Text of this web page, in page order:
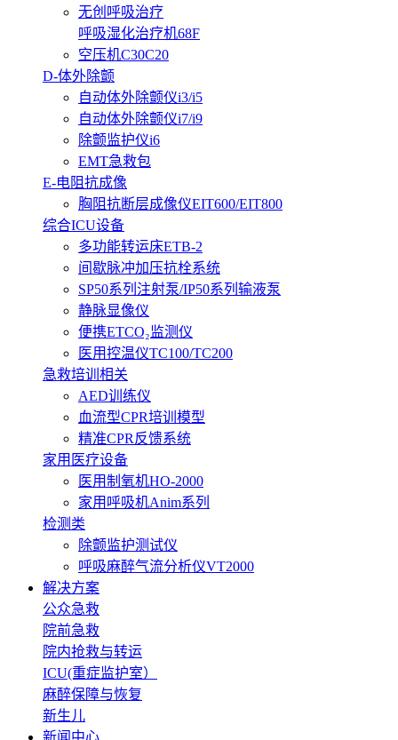
无创呼吸治疗
呼吸湿化治疗机68F
空压机C30C20
D-体外除颤
自动体外除颤仪i3/i5
自动体外除颤仪i7/i9
除颤监护仪i6
EMT急救包
E-电阻抗成像
胸阻抗断层成像仪EIT600/EIT800
综合ICU设备
多功能转运床ETB-2
间歇脉冲加压抗栓系统
SP50系列注射泵/IP50系列输液泵
静脉显像仪
便携ETCO₂监测仪
医用控温仪TC100/TC200
急救培训相关
AED训练仪
血流型CPR培训模型
精准CPR反馈系统
家用医疗设备
医用制氧机HO-2000
家用呼吸机Anim系列
检测类
除颤监护测试仪
呼吸麻醉气流分析仪VT2000
解决方案
公众急救
院前急救
院内抢救与转运
ICU(重症监护室）
麻醉保障与恢复
新生儿
新闻中心